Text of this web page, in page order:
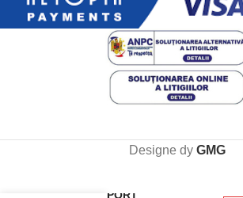
Designe dy GMG
LICHID SUPORT